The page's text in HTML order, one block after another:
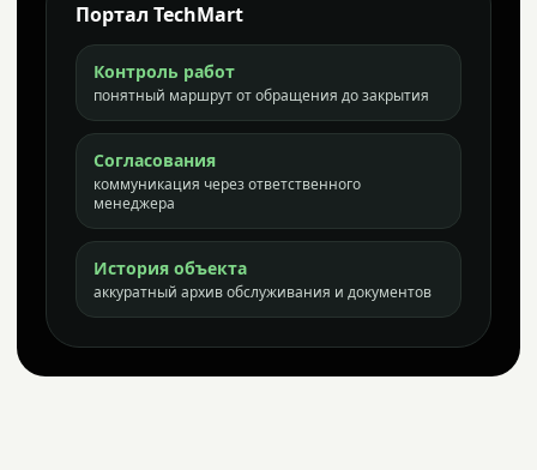
Портал TechMart
Контроль работ
понятный маршрут от обращения до закрытия
Согласования
коммуникация через ответственного
менеджера
История объекта
аккуратный архив обслуживания и документов